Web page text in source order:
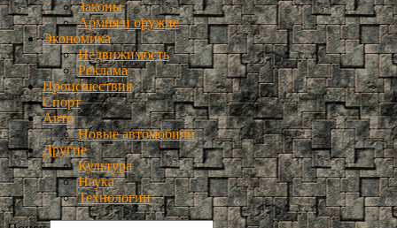
Законы
Армия и оружие
Экономика
Недвижимость
Реклама
Происшествия
Спорт
Авто
Новые автомобили
Другие
Культура
Наука
Технологии